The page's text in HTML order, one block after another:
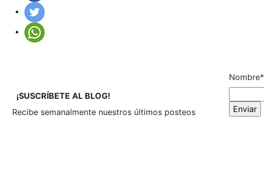
¡SUSCRÍBETE AL BLOG!
Recibe semanalmente nuestros últimos posteos
Nombre*